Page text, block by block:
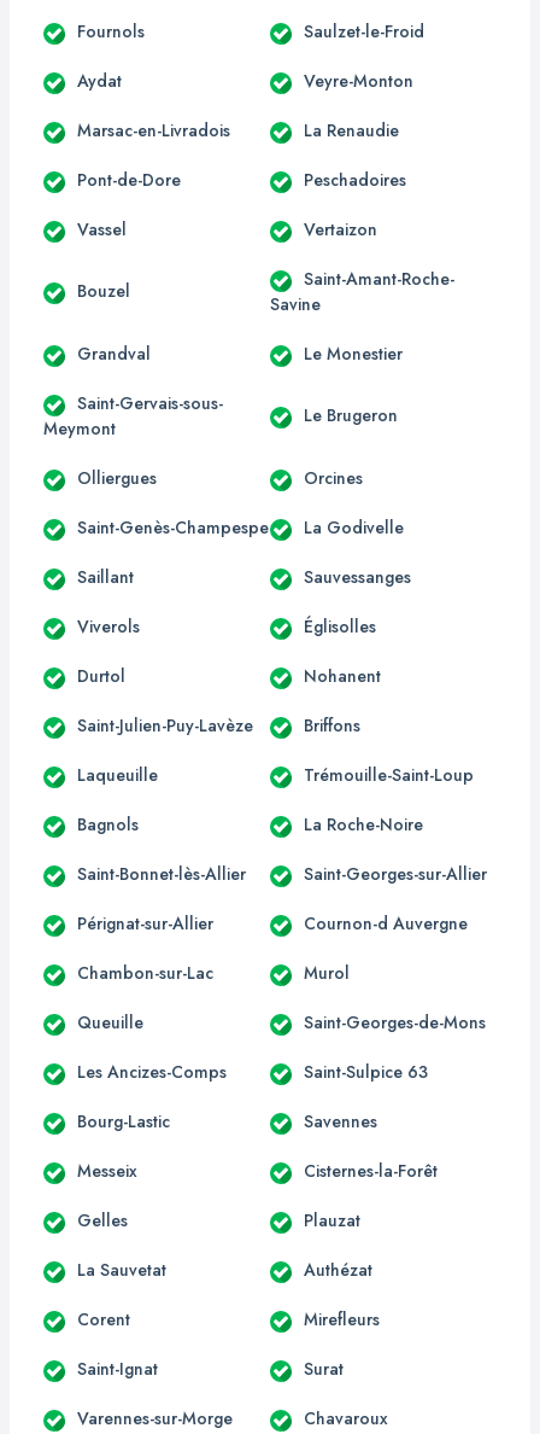
Fournols Saulzet-le-Froid
Aydat Veyre-Monton
Marsac-en-Livradois La Renaudie
Pont-de-Dore Peschadoires
Vassel Vertaizon
Bouzel
Saint-Amant-Roche-
Savine
Grandval Le Monestier
Saint-Gervais-sous-
Meymont
Le Brugeron
Olliergues Orcines
Saint-Genès-Champespe La Godivelle
Saillant Sauvessanges
Viverols Églisolles
Durtol Nohanent
Saint-Julien-Puy-Lavèze Briffons
Laqueuille Trémouille-Saint-Loup
Bagnols La Roche-Noire
Saint-Bonnet-lès-Allier Saint-Georges-sur-Allier
Pérignat-sur-Allier Cournon-d Auvergne
Chambon-sur-Lac Murol
Queuille Saint-Georges-de-Mons
Les Ancizes-Comps Saint-Sulpice 63
Bourg-Lastic Savennes
Messeix Cisternes-la-Forêt
Gelles Plauzat
La Sauvetat Authézat
Corent Mirefleurs
Saint-Ignat Surat
Varennes-sur-Morge Chavaroux